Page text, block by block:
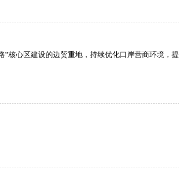
核心区建设的边贸重地，持续优化口岸营商环境，提